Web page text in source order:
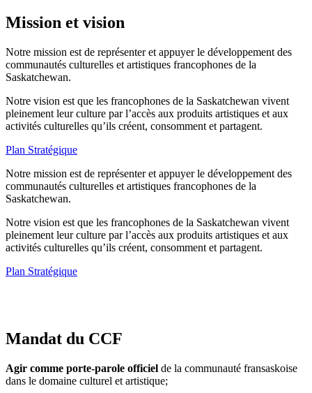
Mission et vision
Notre mission est de représenter et appuyer le développement des
communautés culturelles et artistiques francophones de la
Saskatchewan.
Notre vision est que les francophones de la Saskatchewan vivent
pleinement leur culture par l’accès aux produits artistiques et aux
activités culturelles qu’ils créent, consomment et partagent.
Plan Stratégique
Notre mission est de représenter et appuyer le développement des
communautés culturelles et artistiques francophones de la
Saskatchewan.
Notre vision est que les francophones de la Saskatchewan vivent
pleinement leur culture par l’accès aux produits artistiques et aux
activités culturelles qu’ils créent, consomment et partagent.
Plan Stratégique
Mandat du CCF
Agir comme porte-parole officiel de la communauté fransaskoise
dans le domaine culturel et artistique;